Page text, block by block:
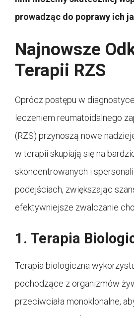
prowadząc do poprawy ich
Najnowsze
Terapii RZS
Oprócz postępu w
leczeniem reumatoidalnego
(RZS) przynoszą nowe
w terapii skupiają się na
skoncentrowanych i
podejściach, zwiększając
efektywniejsze zwalczanie
1. Terapia
Terapia biologiczna
pochodzące z organizmów
przeciwciała monoklonalne,